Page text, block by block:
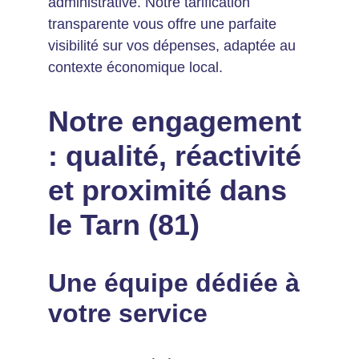
transparente vous offre une parfaite
visibilité sur vos dépenses, adaptée au
contexte économique local.
Notre engagement
: qualité, réactivité
et proximité dans
le Tarn (81)
Une équipe dédiée à
votre service